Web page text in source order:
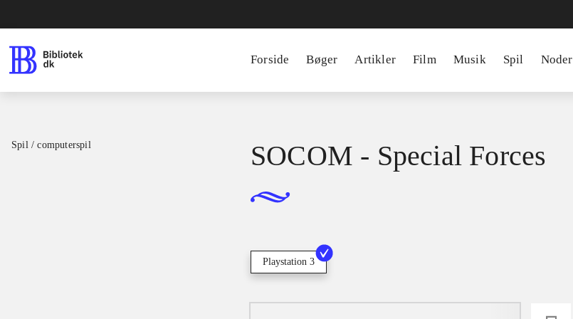
Forside Bøger Artikler Film Musik Spil Noder
Spil / computerspil SOCOM - Special Forces
Playstation 3